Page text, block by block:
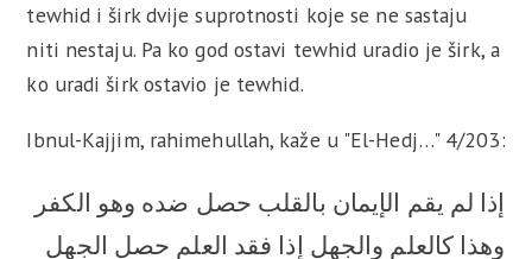
tewhid i širk dvije suprotnosti koje se ne sastaju
niti nestaju. Pa ko god ostavi tewhid uradio je širk, a
ko uradi širk ostavio je tewhid.
Ibnul-Kajjim, rahimehullah, kaže u "El-Hedj…" 4/203:
إذا لم يقم الإيمان بالقلب حصل ضده وهو الكفر
وهذا كالعلم والجهل إذا فقد العلم حصل الجهل